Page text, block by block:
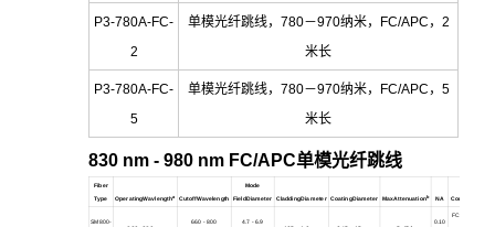
P3-780A-FC-
2
单模光纤跳线，780－970纳米，FC/APC，2
米长
P3-780A-FC-
5
单模光纤跳线，780－970纳米，FC/APC，5
米长
830 nm - 980 nm FC/APC单模光纤跳线
Fiber
Type
OperatingWavlengtha CutoffWavelength
Mode
FieldDiameter
CladdingDiameter CoatingDiameter MaxAttenuationb NA Connectors
SM800-
660 - 800
4.7 - 6.9
0.10
FC/APC 2.0